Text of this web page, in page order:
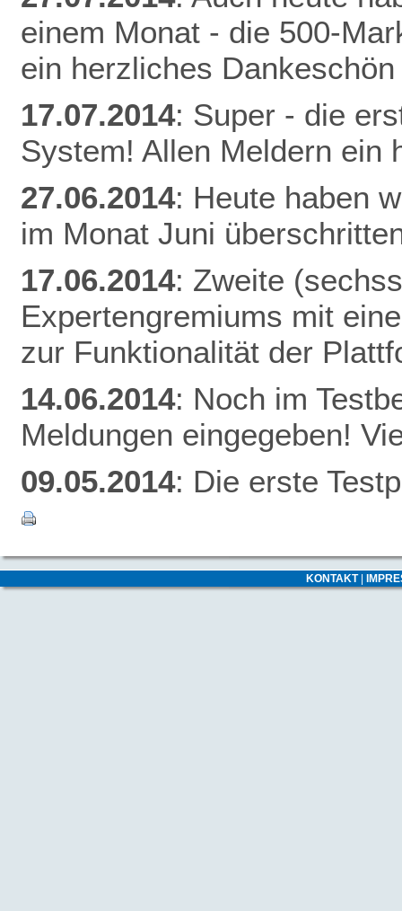
einem Monat - die 500-
ein herzliches
17.07.2014: Super - die
System! Allen Meldern ein
27.06.2014: Heute haben
im Monat Juni
17.06.2014: Zweite
Expertengremiums mit
zur Funktionalität der
14.06.2014: Noch im
Meldungen eingegeben!
09.05.2014: Die erste
KONTAKT|